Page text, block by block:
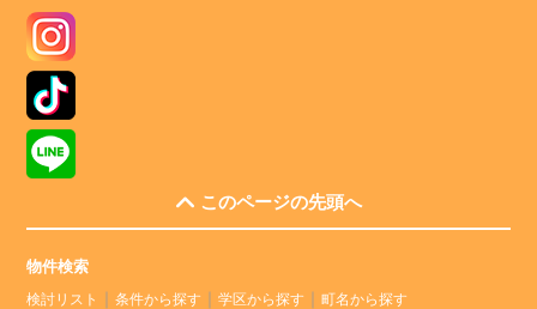
このページの先頭へ
物件検索
検討リスト 条件から探す 学区から探す 町名から探す